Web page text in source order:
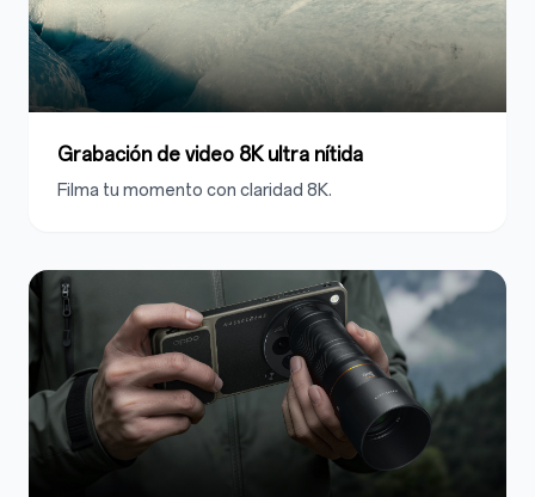
Grabación de video 8K ultra nítida
Filma tu momento con claridad 8K.